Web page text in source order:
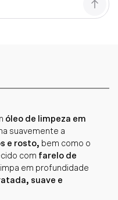
óleo de limpeza em
suavemente a
e rosto, bem como o
com farelo de
em profundidade
suave e